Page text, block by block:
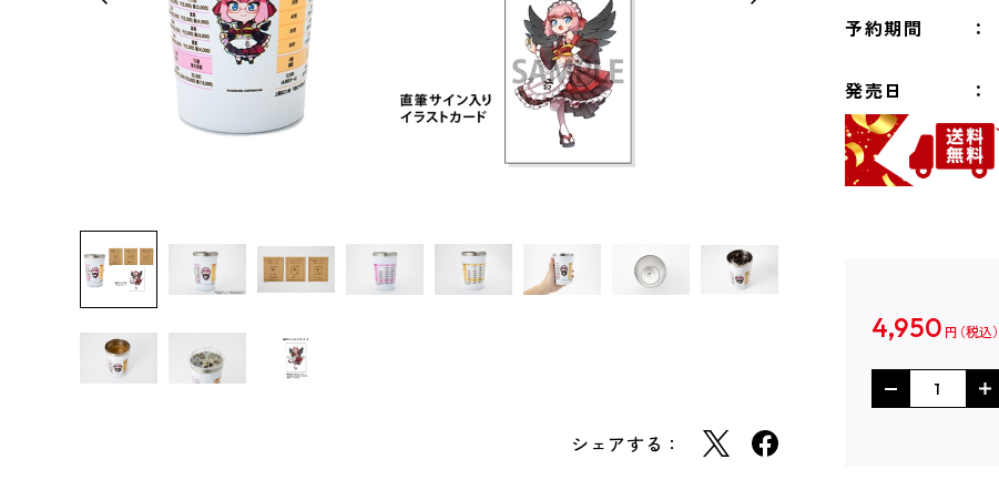
シェアする：
予約期間
発売日
4,950 円